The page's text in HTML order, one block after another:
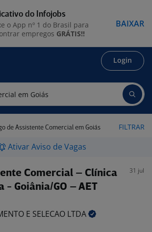
Login
de Assistente Comercial em Goiás FILTRAR
Ativar Aviso de Vagas
Comercial – Clínica
- Goiânia/GO – AET
31 jul
E SELECAO LTDA
do Infojobs
o App nº 1 do Brasil para
empregos GRÁTIS!!
BAIXAR